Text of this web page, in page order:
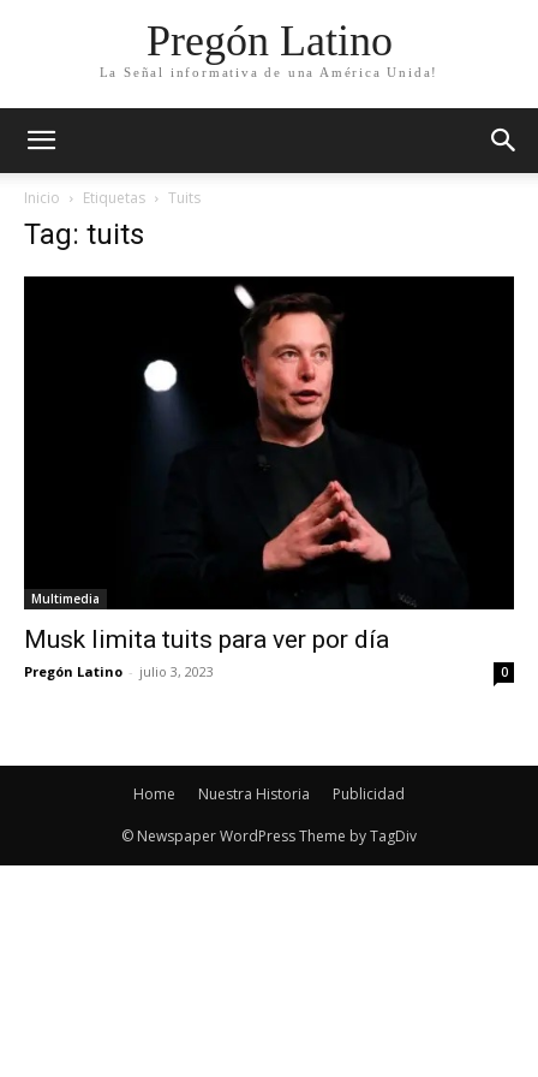
Pregón Latino
La Señal informativa de una América Unida!
Inicio Etiquetas Tuits
Tag: tuits
Multimedia
Musk limita tuits para ver por día
Pregón Latino - julio 3, 2023 0
Home Nuestra Historia Publicidad
© Newspaper WordPress Theme by TagDiv